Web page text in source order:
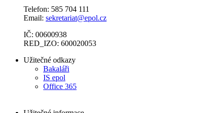
Telefon: 585 704 111
Email: sekretariat@epol.cz
IČ: 00600938
RED_IZO: 600020053
Užitečné odkazy
Bakaláři
IS epol
Office 365